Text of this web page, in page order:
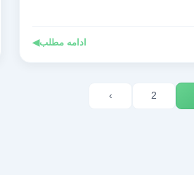
ادامه مطلب◀
2
›